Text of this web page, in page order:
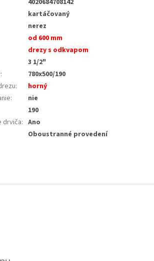
kartáčovaný
nerez
od 600 mm
drezy s odkvapom
3 1/2"
:
780x500/190
:
horný
:
nie
190
drviča: Ano
Oboustranné provedení